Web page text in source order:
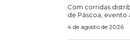
Com corridas
de Páscoa, evento
4 de agosto de 2026